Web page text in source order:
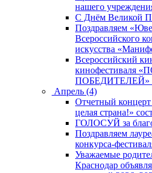
нашего
C Днём Великой
Поздравляем
Всероссийского
искусства
Всероссийский
кинофестиваля
ПОБЕДИТЕЛЕЙ»
Апрель (4)
Отчетный
целая страна!»
ГОЛОСУЙ за
Поздравляем
конкурса-
Уважаемые
Краснодар